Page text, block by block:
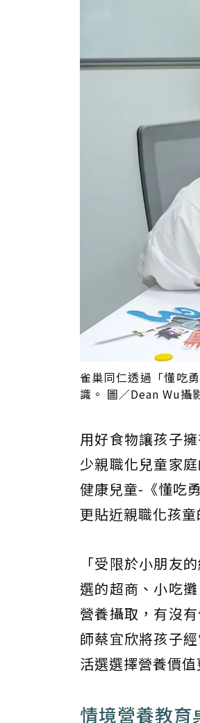
雀巢同仁透過「懂吃
識。 圖／Dean Wu攝
用好食物讓孩子
少親職化兒童家
健康兒童-《懂吃
更貼近親職化孩童
「受限於小朋友
選的超商、小吃
營養攝取，有沒
師蔡宜欣將孩子
活選選擇營養價值
情境營養教育